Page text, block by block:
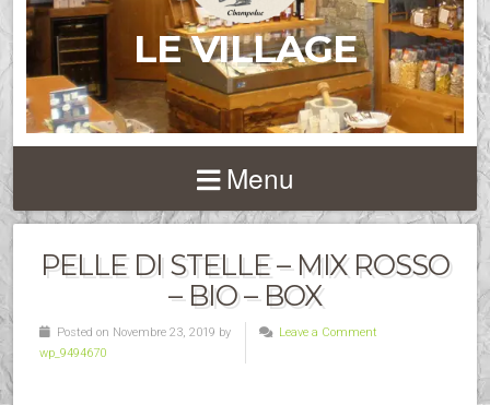
LE VILLAGE
Menu
PELLE DI STELLE – MIX ROSSO
– BIO – BOX
Posted on Novembre 23, 2019 by
wp_9494670
Leave a Comment